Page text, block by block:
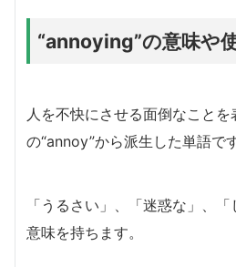
“annoying”の意味や
人を不快にさせる面倒なこと
の“annoy”から派生した単語です
「 うるさい」、「迷惑な」、
意味を持ちます。